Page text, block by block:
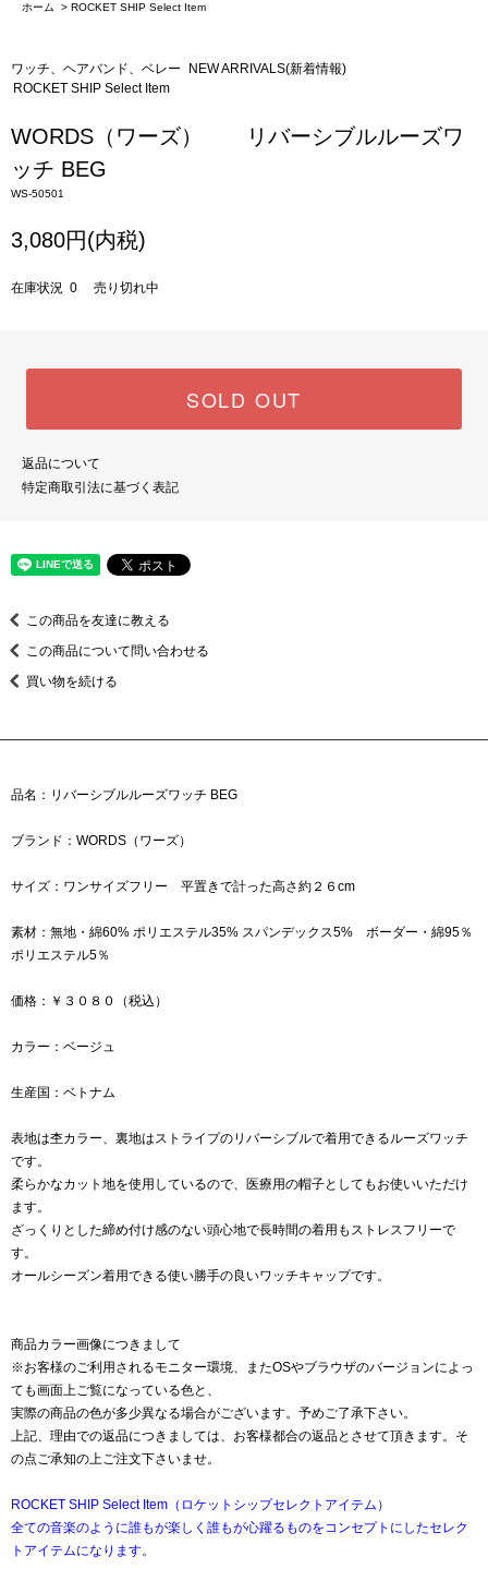
ホーム
> ROCKET SHIP Select Item
ワッチ、ヘアバンド、ベレー
NEW ARRIVALS(新着情報)
ROCKET SHIP Select Item
WORDS（ワーズ） リバーシブルルーズワ
ッチ BEG
WS-50501
3,080円(内税)
在庫状況 0 売り切れ中
SOLD OUT
返品について
特定商取引法に基づく表記
この商品を友達に教える
この商品について問い合わせる
買い物を続ける
品名：リバーシブルルーズワッチ BEG
ブランド：WORDS（ワーズ）
サイズ：ワンサイズフリー 平置きで計った高さ約２６cm
素材：無地・綿60% ポリエステル35% スパンデックス5% ボーダー・綿95％
ポリエステル5％
価格：￥３０８０（税込）
カラー：ベージュ
生産国：ベトナム
表地は杢カラー、裏地はストライプのリバーシブルで着用できるルーズワッチ
です。
柔らかなカット地を使用しているので、医療用の帽子としてもお使いいただけ
ます。
ざっくりとした締め付け感のない頭心地で長時間の着用もストレスフリーで
す。
オールシーズン着用できる使い勝手の良いワッチキャップです。
商品カラー画像につきまして
※お客様のご利用されるモニター環境、またOSやブラウザのバージョンによっ
ても画面上ご覧になっている色と、
実際の商品の色が多少異なる場合がございます。予めご了承下さい。
上記、理由での返品につきましては、お客様都合の返品とさせて頂きます。そ
の点ご承知の上ご注文下さいませ。
ROCKET SHIP Select Item（ロケットシップセレクトアイテム）
全ての音楽のように誰もが楽しく誰もが心躍るものをコンセプトにしたセレク
トアイテムになります。